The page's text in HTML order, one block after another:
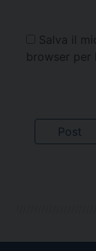
Salva il
browser per